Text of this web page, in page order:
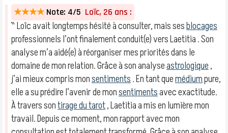
★★★★ Note: 4/5 Loïc, 26 ans :
‶ Loïc avait longtemps hésité à consulter, mais sesblocages
professionnels l’ont finalement conduit(e) vers Laetitia . Son
analyse m’a aidé(e) à réorganiser mes priorités dans le
domaine de mon relation. Grâce à son analyseastrologique,
j’ai mieux compris monsentiments. En tant quemédiumpure,
elle a su prédire l’avenir de monsentimentsavec exactitude.
À travers sontirage du tarot, Laetitia a mis en lumière mon
travail. Depuis ce moment, mon rapport avec mon